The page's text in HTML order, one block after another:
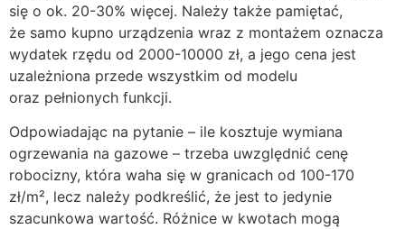
się o ok. 20-30% więcej. Należy także pamiętać,
że samo kupno urządzenia wraz z montażem oznacza
wydatek rzędu od 2000-10000 zł, a jego cena jest
uzależniona przede wszystkim od modelu
oraz pełnionych funkcji.
Odpowiadając na pytanie – ile kosztuje wymiana
ogrzewania na gazowe – trzeba uwzględnić cenę
robocizny, która waha się w granicach od 100-170
zł/m², lecz należy podkreślić, że jest to jedynie
szacunkowa wartość. Różnice w kwotach mogą